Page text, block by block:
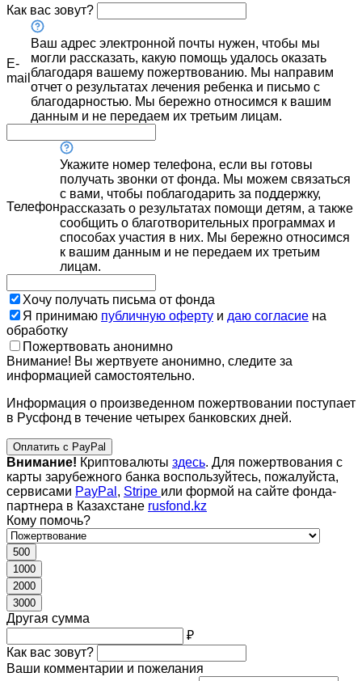
Как вас зовут?
E-
mail
Ваш адрес электронной почты нужен, чтобы мы
могли рассказать, какую помощь удалось оказать
благодаря вашему пожертвованию. Мы направим
отчет о результатах лечения ребенка и письмо с
благодарностью. Мы бережно относимся к вашим
данным и не передаем их третьим лицам.
Телефон
Укажите номер телефона, если вы готовы
получать звонки от фонда. Мы можем связаться
с вами, чтобы поблагодарить за поддержку,
рассказать о результатах помощи детям, а также
сообщить о благотворительных программах и
способах участия в них. Мы бережно относимся
к вашим данным и не передаем их третьим
лицам.
Хочу получать письма от фонда
Я принимаю публичную оферту и даю согласие на
обработку
Пожертвовать анонимно
Внимание! Вы жертвуете анонимно, следите за
информацией самостоятельно.
Информация о произведенном пожертвовании поступает
в Русфонд в течение четырех банковских дней.
Оплатить с PayPal
Внимание! Криптовалюты здесь. Для пожертвования с
карты зарубежного банка воспользуйтесь, пожалуйста,
сервисами PayPal , Stripe или формой на сайте фонда-
партнера в Казахстане rusfond.kz
Кому помочь?
500
1000
2000
3000
Другая сумма
₽
Как вас зовут?
Ваши комментарии и пожелания